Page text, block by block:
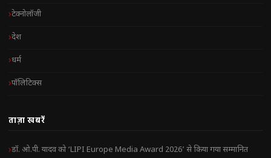
टेक्नोलॉजी
देश
धर्म
पॉलिटिक्स
ताज़ा खबरें
डॉ. ओ.पी. यादव को ‘LIPI Europe Media Award 2026’ से किया गया सम्मानित